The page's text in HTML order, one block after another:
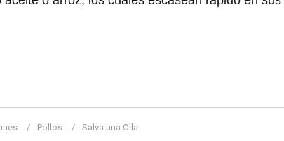
Pollos Salva una Olla